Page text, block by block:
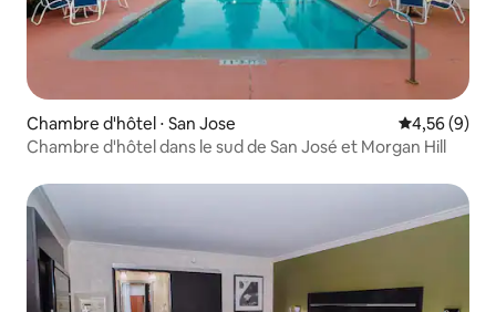
Chambre d'hôtel ⋅ San Jose Évaluation
4,56 (9)
Chambre d'hôtel dans le sud de San José et Morgan Hill